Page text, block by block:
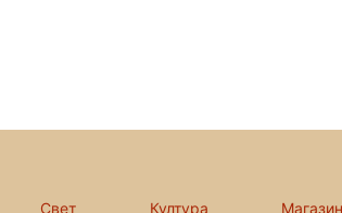
Свет Култура Магазин